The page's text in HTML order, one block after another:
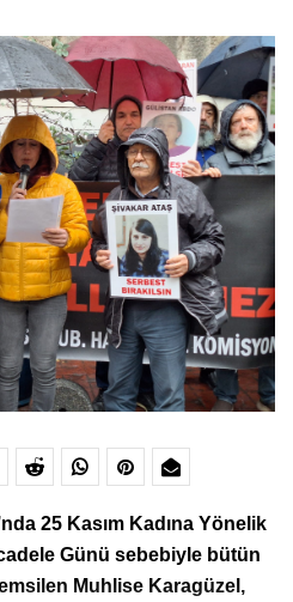
25 Kasım Kadına Yönelik
Günü sebebiyle bütün
Muhlise Karagüzel,